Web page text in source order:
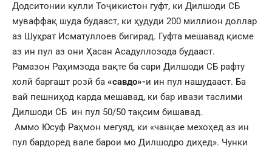
Додситонии кулли Тоҷикистон гуфт, ки Дилшоди СБ
муваффақ шуда будааст, ки ҳудуди 200 миллион доллар
аз Шуҳрат Исматуллоев бигирад. Гуфта мешавад қисме
аз ин пул аз они Ҳасан Асадуллозода будааст.
Рамазон Раҳимзода вақте ба сари Дилшоди СБ рафту
холӣ баргашт розӣ ба «савдо»-и ин пул нашудааст. Ба
вай пешниҳод карда мешавад, ки бар ивази таслими
Дилшоди СБ ин пул 50/50 тақсим бишавад.
Аммо Юсуф Раҳмон мегуяд, ки «чанқае мехоҳед аз ин
пул бардоред вале барои мо Дилшодро диҳед». Чунки